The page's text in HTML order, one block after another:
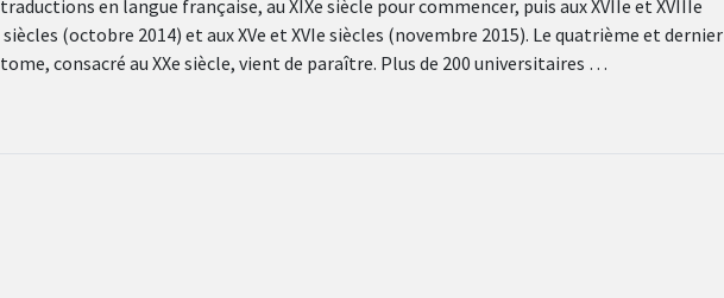
traductions en langue française, au XIXe siècle pour commencer, puis aux XVIIe et XVIIIe
siècles (octobre 2014) et aux XVe et XVIe siècles (novembre 2015). Le quatrième et dernier
tome, consacré au XXe siècle, vient de paraître. Plus de 200 universitaires …